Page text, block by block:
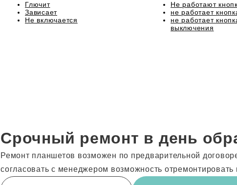
Глючит
Зависает
Не включается
Не работают
не работает
не работает
выключения
Срочный ремонт в день
Ремонт планшетов возможен по предварительной
согласовать с менеджером возможность